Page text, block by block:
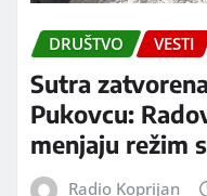
DRUŠTVO VESTI
Sutra
Pukovcu:
menjaju režim
Radio Koprijan